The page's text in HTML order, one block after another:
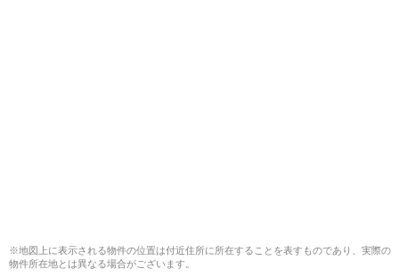
※地図上に表示される物件の位置は付近住所に所在することを表すものであり、実際の
物件所在地とは異なる場合がございます。